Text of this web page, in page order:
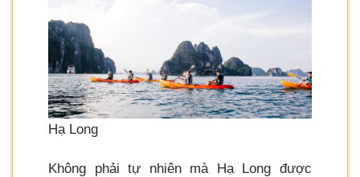
Hạ Long
Không phải tự nhiên mà Hạ Long được